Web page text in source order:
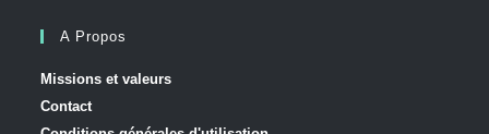
A Propos
Missions et valeurs
Contact